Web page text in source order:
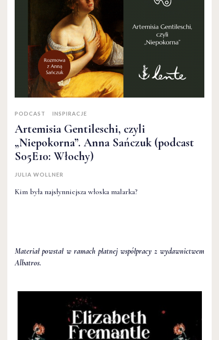
PODCAST INSPIRACJE
Artemisia Gentileschi, czyli
„Niepokorna”. Anna Sańczuk (podcast
S05E10: Włochy)
JULIA WOLLNER
Kim była najsłynniejsza włoska malarka?
Materiał powstał w ramach płatnej współpracy z wydawnictwem
Albatros.